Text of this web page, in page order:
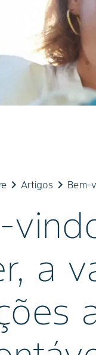
keyboard_arrow_rightArtigos keyboard_arrow_right Bem-
a